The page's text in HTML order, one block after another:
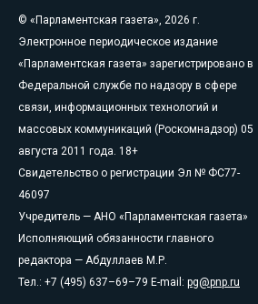
© «Парламентская газета», 2026 г.
Электронное периодическое издание
«Парламентская газета» зарегистрировано в
Федеральной службе по надзору в сфере
связи, информационных технологий и
массовых коммуникаций (Роскомнадзор) 05
августа 2011 года. 18+
Свидетельство о регистрации Эл № ФС77-
46097
Учредитель — АНО «Парламентская газета»
Исполняющий обязанности главного
редактора — Абдуллаев М.Р.
Тел.: +7 (495) 637–69–79 E-mail: pg@pnp.ru